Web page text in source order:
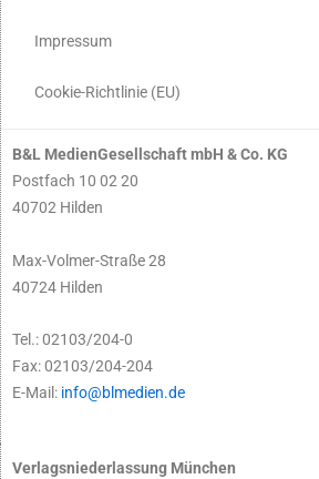
Impressum
Cookie-Richtlinie (EU)
B&L MedienGesellschaft mbH & Co. KG
Postfach 10 02 20
40702 Hilden
Max-Volmer-Straße 28
40724 Hilden
Tel.: 02103/204-0
Fax: 02103/204-204
E-Mail: info@blmedien.de
Verlagsniederlassung München